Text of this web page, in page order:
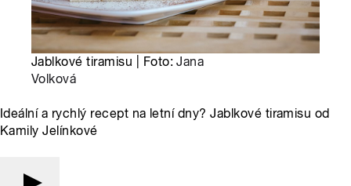
Jablkové tiramisu | Foto:Jana
Volková
Ideální a rychlý recept na letní dny? Jablkové tiramisu od
Kamily Jelínkové